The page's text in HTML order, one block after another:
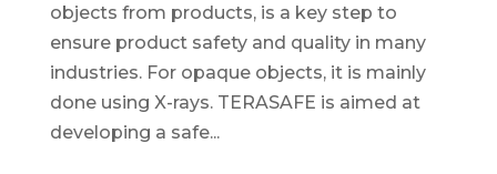
objects from products, is a key step to
ensure product safety and quality in many
industries. For opaque objects, it is mainly
done using X-rays. TERASAFE is aimed at
developing a safe...